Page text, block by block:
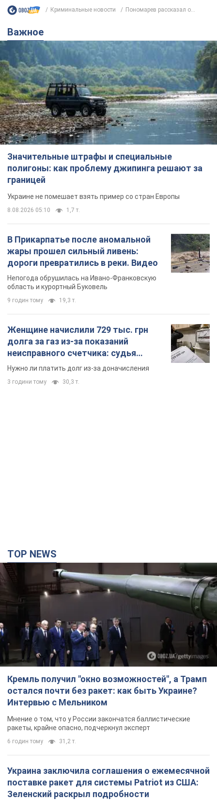
Криминальные новости Пономарев рассказал о...
Важное
Значительные штрафы и специальные
полигоны: как проблему джипинга решают за
границей
Украине не помешает взять пример со стран Европы
8.08.2026 05:10 1,7 т.
В Прикарпатье после аномальной
жары прошел сильный ливень:
дороги превратились в реки. Видео
Непогода обрушилась на Ивано-Франковскую
область и курортный Буковель
9 годин тому 19,3 т.
Женщине начислили 729 тыс. грн
долга за газ из-за показаний
неисправного счетчика: судья
вынес неожиданное решение
Нужно ли платить долг из-за доначисления
3 години тому 30,3 т.
TOP NEWS
Кремль получил "окно возможностей", а Трамп
остался почти без ракет: как быть Украине?
Интервью с Мельником
Мнение о том, что у России закончатся баллистические
ракеты, крайне опасно, подчеркнул эксперт
6 годин тому 31,2 т.
Украина заключила соглашения о ежемесячной
поставке ракет для системы Patriot из США:
Зеленский раскрыл подробности